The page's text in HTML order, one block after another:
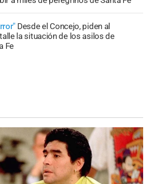
Desde el Concejo, piden al
la situación de los asilos de
Fe